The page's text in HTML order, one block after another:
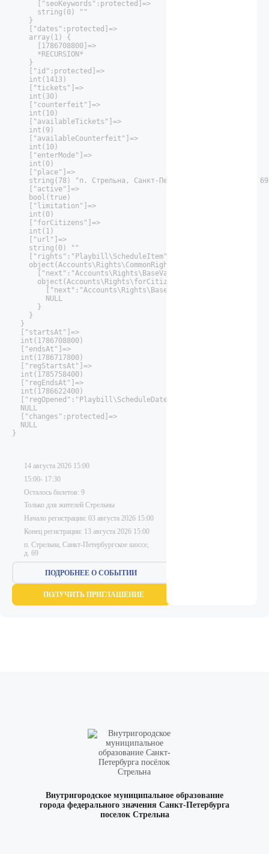
      ["seoKeywords":protected]=>
      string(0) ""
    }
    ["dates":protected]=>
    array(1) {
      [1786708800]=>
      *RECURSION*
    }
    ["id":protected]=>
    int(1413)
    ["tickets"]=>
    int(30)
    ["counterfeit"]=>
    int(10)
    ["availableTickets"]=>
    int(9)
    ["availableCounterfeit"]=>
    int(10)
    ["enterMode"]=>
    int(0)
    ["place"]=>
string(78) "п. Стрельна, Санкт-Петербургское шоссе, д.
    ["active"]=>
    bool(true)
    ["limitation"]=>
    int(0)
    ["forCitizens"]=>
    int(1)
    ["url"]=>
    string(0) ""
    ["rights":"Playbill\ScheduleItem":private]=>
    object(Accounts\Rights\CommonRights)#43 (1) {
      ["next":"Accounts\Rights\BaseValidator":private]=>
      object(Accounts\Rights\forCitizenRights)#40 (1) {
        ["next":"Accounts\Rights\BaseValidator":private]=>
        NULL
      }
    }
  }
  ["startsAt"]=>
  int(1786708800)
  ["endsAt"]=>
  int(1786717800)
  ["regStartsAt"]=>
  int(1785758400)
  ["regEndsAt"]=>
  int(1786622400)
  ["regOpened":"Playbill\ScheduleDate":private]=>
  NULL
  ["changes":protected]=>
  NULL
}
14 августа 2026 15:00
15:00- 17:30
Осталось билетов: 9
Только для жителей Стрельны
Начало регистрации: 03 августа 2026 15:00
Конец регистрации: 13 августа 2026 15:00
п. Стрельна, Санкт-Петербургское шоссе,
д. 69
ПОДРОБНЕЕ О СОБЫТИИ
ПОЛУЧИТЬ ПРИГЛАШЕНИЕ
Внутригородское муниципальное образование
города федерального значения Санкт-Петербурга
поселок Стрельна